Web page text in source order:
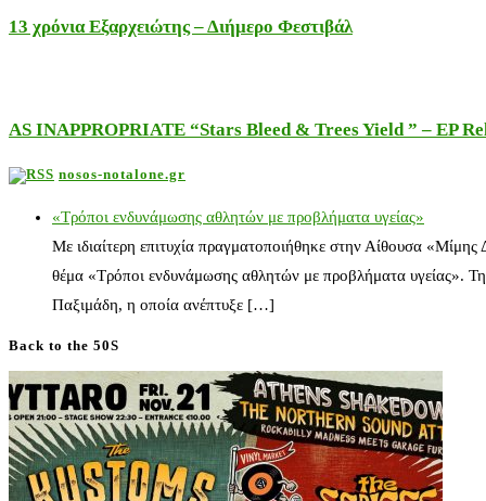
13 χρόνια Εξαρχειώτης – Διήμερο Φεστιβάλ
AS INAPPROPRIATE “Stars Bleed & Trees Yield ” – EP
nosos-notalone.gr
«Τρόποι ενδυνάμωσης αθλητών με προβλήματα υγείας»
Με ιδιαίτερη επιτυχία πραγματοποιήθηκε στην Αίθουσα
θέμα «Τρόποι ενδυνάμωσης αθλητών με προβλήματα υγείας».
Παξιμάδη, η οποία ανέπτυξε […]
Back to the 50S